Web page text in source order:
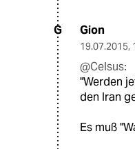
G Gion
19.07.2015,
@Celsus:
"Werden
den Iran
Es muß